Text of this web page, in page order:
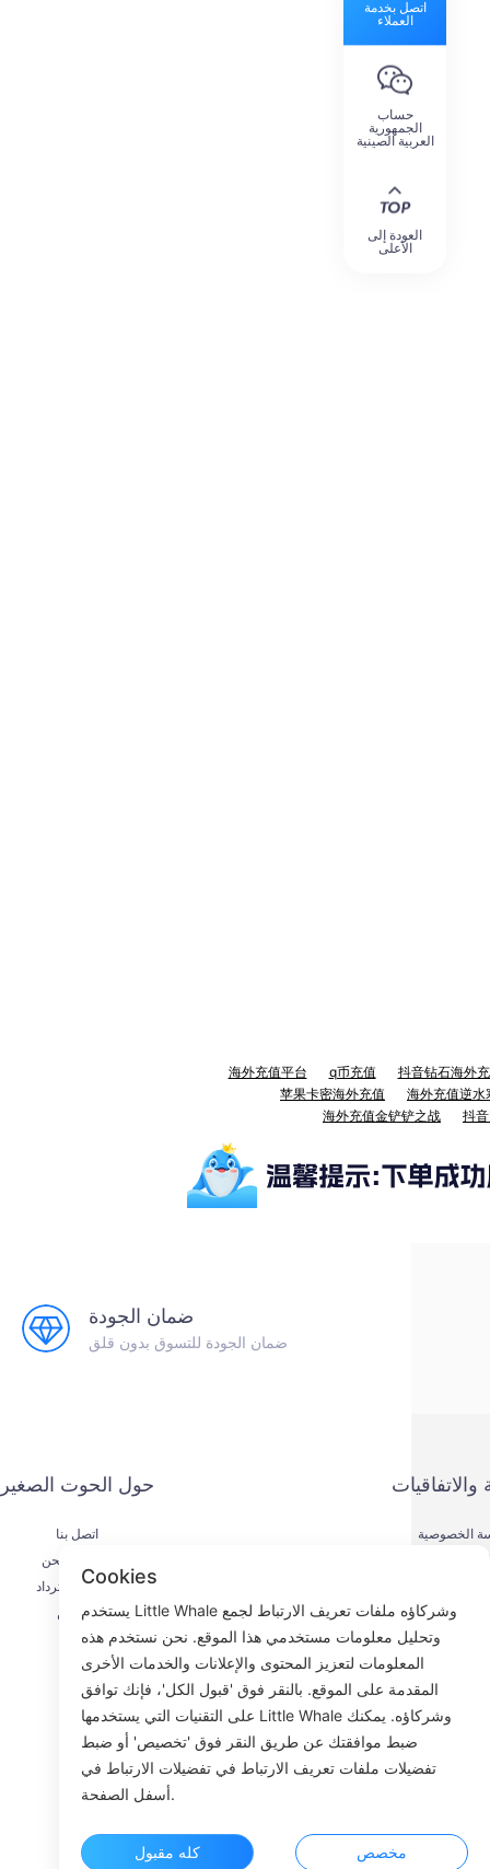
海外充值平台 q币充值
抖音钻石海外
苹果卡密海外充值
海外充值逆水
海外充值金铲铲之战
抖
ضمان الجودة
ضمان الجودة للتسوق بدون قلق
حول الحوت الصغير
اتصل بنا
عملية الشحن
عملية الاسترداد
من نحن
والاتفاقيات
الخصوصية
الدفع
KYC
ROOM
اتصل بخدمة
العملاء
حساب
الجمهورية
العربية الصينية
العودة إلى
الأعلى
Cookies
يستخدم Little Whale وشركاؤه ملفات تعريف الارتباط لجمع
وتحليل معلومات مستخدمي هذا الموقع. نحن نستخدم هذه
المعلومات لتعزيز المحتوى والإعلانات والخدمات الأخرى
المقدمة على الموقع. بالنقر فوق 'قبول الكل'، فإنك توافق
على التقنيات التي يستخدمها Little Whale وشركاؤه. يمكنك
ضبط موافقتك عن طريق النقر فوق 'تخصيص' أو ضبط
تفضيلات ملفات تعريف الارتباط في تفضيلات الارتباط في
أسفل الصفحة.
كله مقبول مخصص